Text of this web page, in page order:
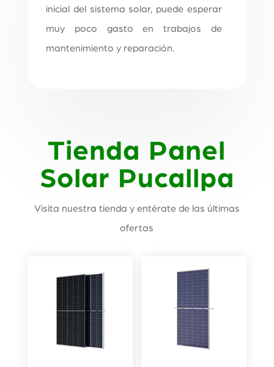
inicial del sistema solar, puede esperar
muy poco gasto en trabajos de
mantenimiento y reparación.
Tienda Panel
Solar Pucallpa
Visita nuestra tienda y entérate de las últimas
ofertas